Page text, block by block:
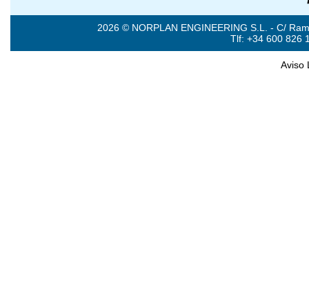
2026 © NORPLAN ENGINEERING S.L. - C/
Tlf: +34 600 826
Aviso